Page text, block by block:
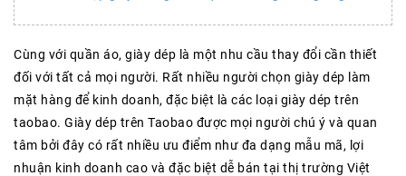
Cùng với quần áo, giày dép là một nhu cầu thay đổi cần thiết
đối với tất cả mọi người. Rất nhiều người chọn giày dép làm
mặt hàng để kinh doanh, đặc biệt là các loại giày dép trên
taobao. Giày dép trên Taobao được mọi người chú ý và quan
tâm bởi đây có rất nhiều ưu điểm như đa dạng mẫu mã, lợi
nhuận kinh doanh cao và đặc biệt dễ bán tại thị trường Việt